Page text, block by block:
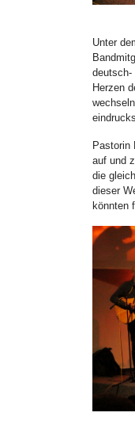
Unter
deutsch-
Herzen
Pastorin
auf und
die
dieser
könnten